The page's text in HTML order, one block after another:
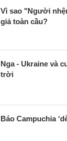
Vì sao "Người
giả toàn cầu?
Nga - Ukraine và
trời
Báo Campuchia